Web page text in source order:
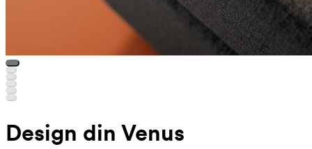
Design din Venus